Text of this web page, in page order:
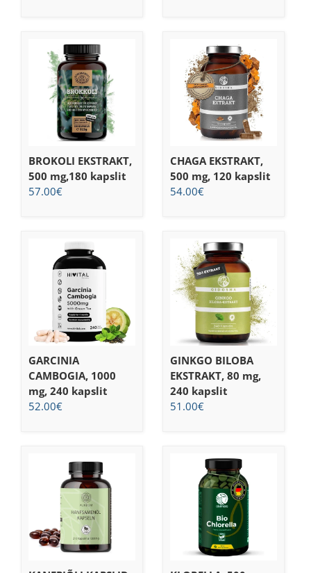
BROKOLI EKSTRAKT,
500 mg,180 kapslit
57.00€
CHAGA EKSTRAKT,
500 mg, 120 kapslit
54.00€
GARCINIA
CAMBOGIA, 1000
mg, 240 kapslit
52.00€
GINKGO BILOBA
EKSTRAKT, 80 mg,
240 kapslit
51.00€